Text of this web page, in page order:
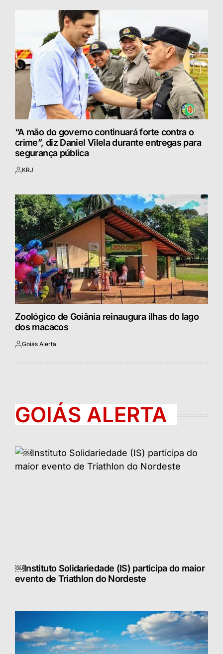
“A mão do governo continuará forte contra o
crime”, diz Daniel Vilela durante entregas para
segurança pública
Postado
KRJ
Zoológico de Goiânia reinaugura ilhas do lago
dos macacos
Postado
Goiás Alerta
GOIÁS ALERTA
￼Instituto Solidariedade (IS) participa do maior
evento de Triathlon do Nordeste